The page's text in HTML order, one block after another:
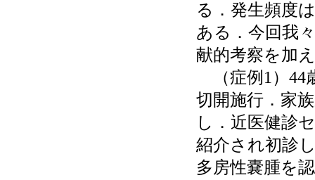
る．発生頻度
ある．今回我
献的考察を加
（症例1）44
切開施行．家
し．近医健診
紹介され初診
多房性嚢腫を